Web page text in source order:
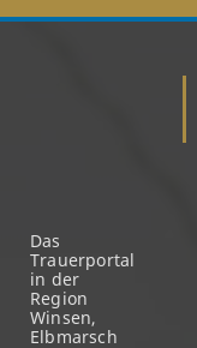
Das
Trauerportal
in der
Region
Winsen,
Elbmarsch